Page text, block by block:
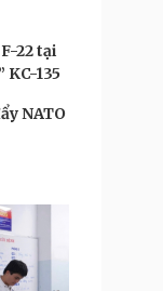
22 tại
135
NATO